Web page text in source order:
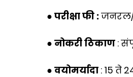
● परीक्षा फी :जनरल/
● नोकरी ठिकाण :
● वयोमर्यादा : 15 ते